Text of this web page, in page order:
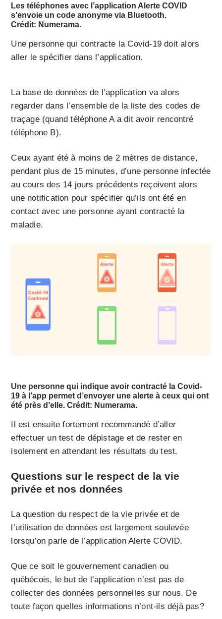
Les téléphones avec l’application Alerte COVID
s’envoie un code anonyme via Bluetooth.
Crédit: Numerama.
Une personne qui contracte la Covid-19 doit alors
aller le spécifier dans l’application.
La base de données de l’application va alors
regarder dans l’ensemble de la liste des codes de
traçage (quand téléphone A a dit avoir rencontré
téléphone B).
Ceux ayant été à moins de 2 mètres de distance,
pendant plus de 15 minutes, d’une personne infectée
au cours des 14 jours précédents reçoivent alors
une notification pour spécifier qu’ils ont été en
contact avec une personne ayant contracté la
maladie.
Une personne qui indique avoir contracté la Covid-
19 à l’app permet d’envoyer une alerte à ceux qui ont
été près d’elle. Crédit: Numerama.
Il est ensuite fortement recommandé d’aller
effectuer un test de dépistage et de rester en
isolement en attendant les résultats du test.
Questions sur le respect de la vie
privée et nos données
La question du respect de la vie privée et de
l’utilisation de données est largement soulevée
lorsqu’on parle de l’application Alerte COVID.
Que ce soit le gouvernement canadien ou
québécois, le but de l’application n’est pas de
collecter des données personnelles sur nous. De
toute façon quelles informations n’ont-ils déjà pas?